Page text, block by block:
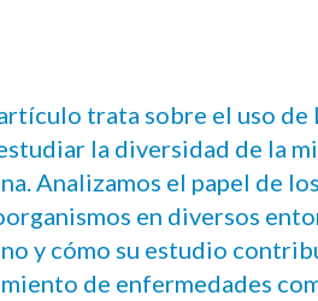
trata sobre el uso de
la diversidad de la
Analizamos el papel de los
en diversos
y cómo su estudio
de enfermedades